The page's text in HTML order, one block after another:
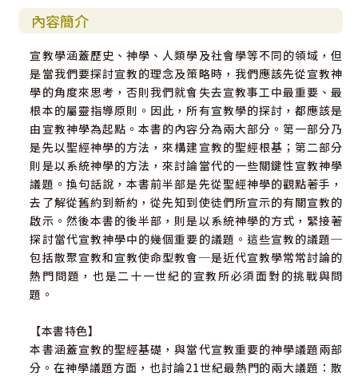
內容簡介
宣教學涵蓋歷史、神學、人類學及社會學等不同的領域，但
是當我們要探討宣教的理念及策略時，我們應該先從宣教神
學的角度來思考，否則我們就會失去宣教事工中最重要、最
根本的屬靈指導原則。因此，所有宣教學的探討，都應該是
由宣教神學為起點。本書的內容分為兩大部分。第一部分乃
是先以聖經神學的方法，來構建宣教的聖經根基；第二部分
則是以系統神學的方法，來討論當代的一些關鍵性宣教神學
議題。換句話說，本書前半部是先從聖經神學的觀點著手，
去了解從舊約到新約，從先知到使徒們所宣示的有關宣教的
啟示。然後本書的後半部，則是以系統神學的方式，緊接著
探討當代宣教神學中的幾個重要的議題。這些宣教的議題─
包括散聚宣教和宣教使命型教會─是近代宣教學常常討論的
熱門問題，也是二十一世紀的宣教所必須面對的挑戰與問
題。
【本書特色】
本書涵蓋宣教的聖經基礎，與當代宣教重要的神學議題兩部
分。在神學議題方面，也討論21世紀最熱門的兩大議題：散